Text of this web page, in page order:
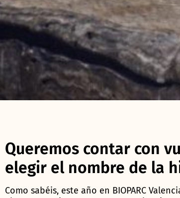
Queremos contar con
elegir el nombre de la
Como sabéis, este año en BIOPARC